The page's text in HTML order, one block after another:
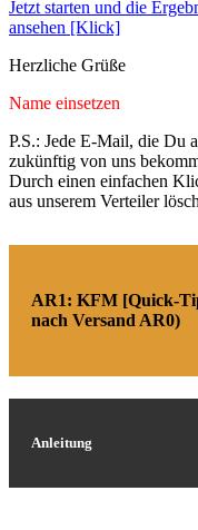
Jetzt starten und die
ansehen [Klick]
Herzliche Grüße
Name einsetzen
P.S.: Jede E-Mail, die Du
zukünftig von uns
Durch einen einfachen
aus unserem Verteiler
AR1: KFM [Quick-
nach Versand AR0)
Anleitung